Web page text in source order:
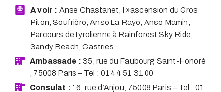
A voir : Anse Chastanet, l »ascension du Gros
Piton, Soufrière, Anse La Raye, Anse Mamin,
Parcours de tyrolienne à Rainforest Sky Ride,
Sandy Beach, Castries
Ambassade :35, rue du Faubourg Saint-Honoré
, 75008 Paris – Tel : 01 44 51 31 00
Consulat : 16, rue d’Anjou, 75008 Paris – Tel : 01